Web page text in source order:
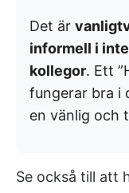
Det är
informell i
kollegor. Ett
fungerar bra i
en vänlig och
Se också till att